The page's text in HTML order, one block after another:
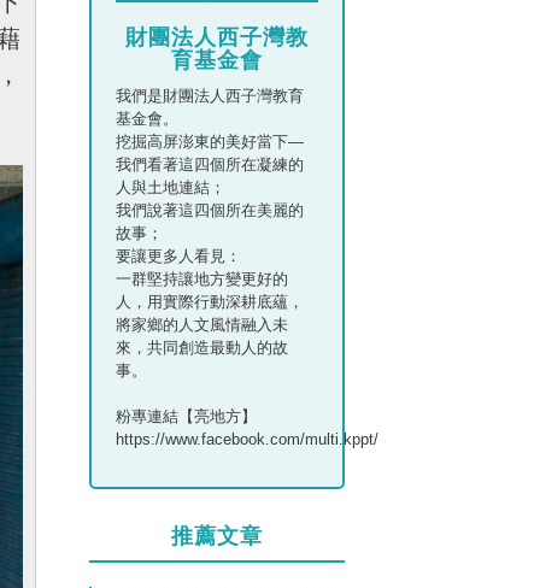
財團法人西子灣教
育基金會
我們是財團法人西子灣教育
基金會。
挖掘高屏澎東的美好當下—
我們看著這四個所在凝練的
人與土地連結；
我們說著這四個所在美麗的
故事；
要讓更多人看見：
一群堅持讓地方變更好的
人，用實際行動深耕底蘊，
將家鄉的人文風情融入未
來，共同創造最動人的故
事。
粉專連結【亮地方】
https://www.facebook.com/multi.kppt/
推薦文章